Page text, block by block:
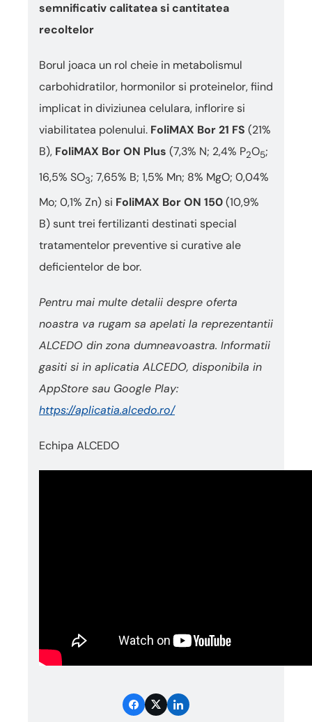
semnificativ calitatea si cantitatea
recoltelor
Borul joaca un rol cheie in metabolismul
carbohidratilor, hormonilor si proteinelor, fiind
implicat in diviziunea celulara, inflorire si
viabilitatea polenului. FoliMAX Bor 21 FS (21%
B), FoliMAX Bor ON Plus (7,3% N; 2,4% P2O5;
16,5% SO3; 7,65% B; 1,5% Mn; 8% MgO; 0,04%
Mo; 0,1% Zn) si FoliMAX Bor ON 150(10,9%
B)sunt trei fertilizanti destinati special
tratamentelor preventive si curative ale
deficientelor de bor.
Pentru mai multe detalii despre oferta
noastra va rugam sa apelati la reprezentantii
ALCEDO din zona dumneavoastra. Informatii
gasiti si in aplicatia ALCEDO, disponibila in
AppStore sau Google Play:
https://aplicatia.alcedo.ro/
Echipa ALCEDO